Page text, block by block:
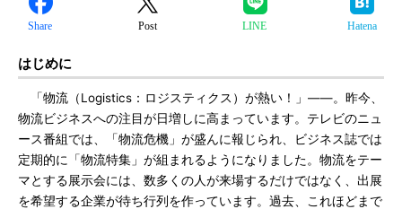
Share Post LINE Hatena
はじめに
「物流（Logistics：ロジスティクス）が熱い！」――。昨今、
物流ビジネスへの注目が日増しに高まっています。テレビのニュ
ース番組では、「物流危機」が盛んに報じられ、ビジネス誌では
定期的に「物流特集」が組まれるようになりました。物流をテー
マとする展示会には、数多くの人が来場するだけではなく、出展
を希望する企業が待ち行列を作っています。過去、これほどまで